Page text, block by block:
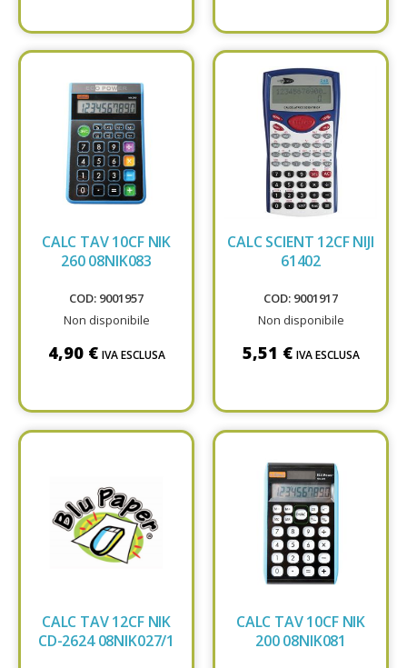
CALC TAV 10CF NIK
260 08NIK083
COD: 9001957
Non disponibile
4,90 € IVA ESCLUSA
CALC SCIENT 12CF NIJI
61402
COD: 9001917
Non disponibile
5,51 € IVA ESCLUSA
CALC TAV 12CF NIK
CD-2624 08NIK027/1
CALC TAV 10CF NIK
200 08NIK081